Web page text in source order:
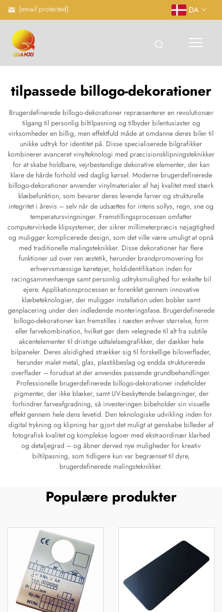
[email protected] DA
tilpassede billogo-dekorationer
Brugerdefinerede billogo-dekorationer repræsenterer en revolutionær
tilgang til personlig biltilpasning og tilbyder bilentusiaster og
virksomheder en billig, men effektfuld måde at omdanne deres biler til
unikke udtryk for identitet på. Disse specialiserede bilgrafikker
kombinerer avanceret vinylteknologi med præcisionsklipningsteknikker
for at skabe holdbare, vejrbestandige dekorative elementer, der kan
klare de hårde forhold ved daglig kørsel. Moderne brugerdefinerede
billogo-dekorationer anvender vinylmaterialer af høj kvalitet med stærk
klæbefunktion, som bevarer deres levende farver og strukturelle
integritet i årevis – selv når de udsættes for intens sollys, regn, sne og
temperatursvingninger. Fremstillingsprocessen omfatter
computervirkede klipsystemer, der sikrer millimeterpræcis nøjagtighed
og muliggør komplicerede design, som det ville være umuligt at opnå
med traditionelle malingsteknikker. Disse dekorationer har flere
funktioner ud over ren æstetik, herunder brandpromovering for
erhvervsmæssige køretøjer, holdidentifikation inden for
racingsammenhænge samt personlig udtryksmulighed for enkelte bil
ejere. Applikationsprocessen er forenklet gennem innovative
klæbeteknologier, der muliggør installation uden bobler samt
genplacering under den indledende monteringsfase. Brugerdefinerede
billogo-dekorationer kan fremstilles i næsten enhver størrelse, form
eller farvekombination, hvilket gør dem velegnede til alt fra subtile
akcentelementer til dristige udtalelsesgrafikker, der dækker hele
bilpaneler. Deres alsidighed strækker sig til forskellige biloverflader,
herunder malet metal, glas, plastikbeslag og endda strukturerede
overflader – forudsat at der anvendes passende grundbehandlinger.
Professionelle brugerdefinerede billogo-dekorationer indeholder
pigmenter, der ikke blæker, samt UV-beskyttende belægninger, der
forhindrer farveafgradning, så investeringen bibeholder sin visuelle
effekt gennem hele dens levetid. Den teknologiske udvikling inden for
digital trykning og klipning har gjort det muligt at genskabe billeder af
fotografisk kvalitet og komplekse logoer med ekstraordinær klarhed
og detaljegrad – og åbner derved nye muligheder for kreativ
biltilpasning, som tidligere kun var begrænset til dyre,
brugerdefinerede malingsteknikker.
Populære produkter